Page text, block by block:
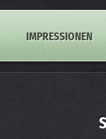
IMPRESSIONEN